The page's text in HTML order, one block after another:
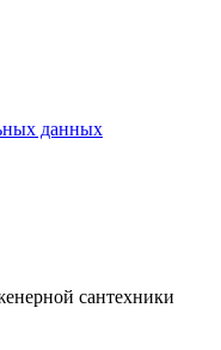
данных
сантехники